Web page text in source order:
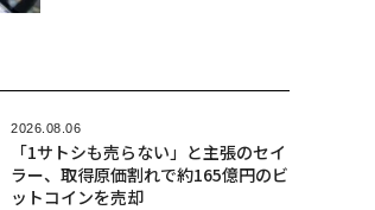
2026.08.06
「1サトシも売らない」と主張のセイ
ラー、取得原価割れで約165億円のビ
ットコインを売却